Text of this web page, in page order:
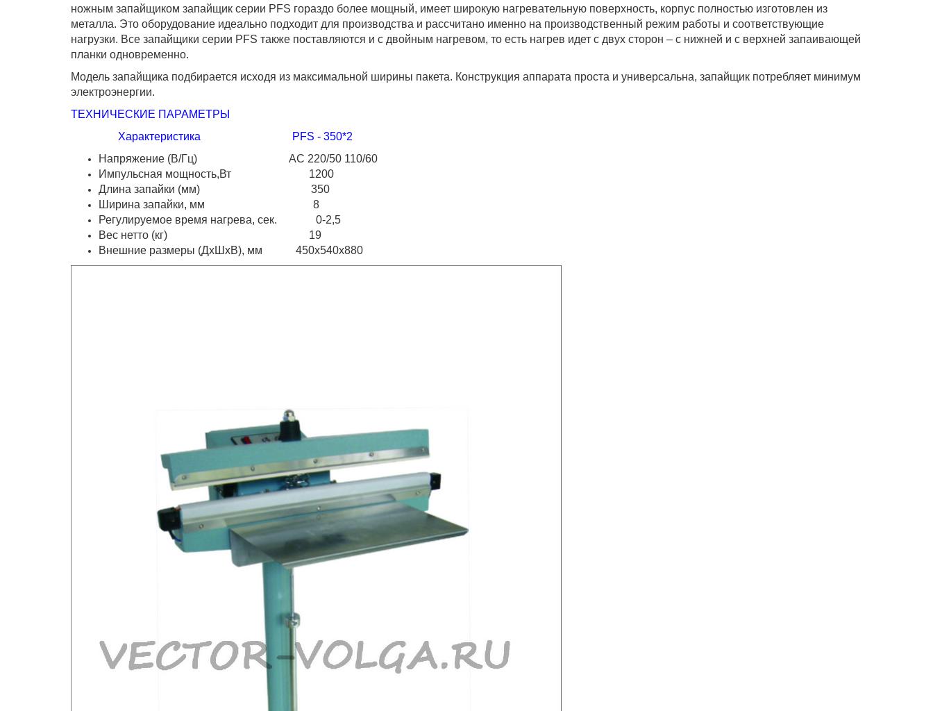
ножным запайщиком запайщик серии PFS гораздо более мощный, имеет широкую нагревательную поверхность, корпус полностью изготовлен из
металла. Это оборудование идеально подходит для производства и рассчитано именно на производственный режим работы и соответствующие
нагрузки. Все запайщики серии PFS также поставляются и с двойным нагревом, то есть нагрев идет с двух сторон – с нижней и с верхней запаивающей
планки одновременно.
Модель запайщика подбирается исходя из максимальной ширины пакета. Конструкция аппарата проста и универсальна, запайщик потребляет минимум
электроэнергии.
ТЕХНИЧЕСКИЕ ПАРАМЕТРЫ
Характеристика PFS - 350*2
Напряжение (В/Гц) AC 220/50 110/60
Импульсная мощность,Вт 1200
Длина запайки (мм) 350
Ширина запайки, мм 8
Регулируемое время нагрева, сек. 0-2,5
Вес нетто (кг) 19
Внешние размеры (ДхШхВ), мм 450х540х880